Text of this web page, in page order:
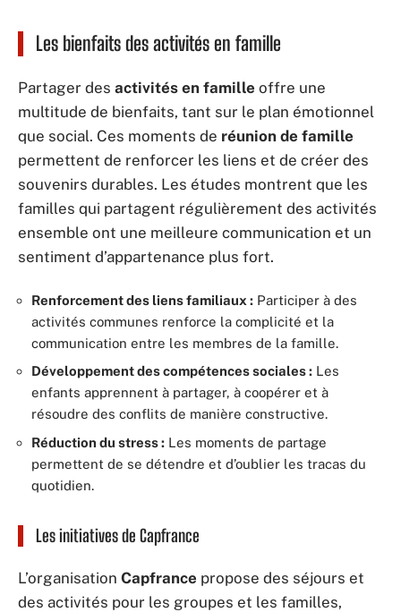
Les bienfaits des activités en famille
Partager des activités en famille offre une
multitude de bienfaits, tant sur le plan émotionnel
que social. Ces moments de réunion de famille
permettent de renforcer les liens et de créer des
souvenirs durables. Les études montrent que les
familles qui partagent régulièrement des activités
ensemble ont une meilleure communication et un
sentiment d’appartenance plus fort.
Renforcement des liens familiaux : Participer à des
activités communes renforce la complicité et la
communication entre les membres de la famille.
Développement des compétences sociales : Les
enfants apprennent à partager, à coopérer et à
résoudre des conflits de manière constructive.
Réduction du stress : Les moments de partage
permettent de se détendre et d’oublier les tracas du
quotidien.
Les initiatives de Capfrance
L’organisation Capfrance propose des séjours et
des activités pour les groupes et les familles,